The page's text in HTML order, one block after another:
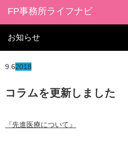
FP事務所ライフナビ
お知らせ
9.62018
コラムを更新しました
『先進医療について』